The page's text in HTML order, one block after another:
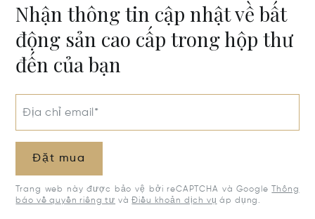
Nhận thông tin cập nhật về bất
động sản cao cấp trong hộp thư
đến của bạn
Địa chỉ email*
Đặt mua
Trang web này được bảo vệ bởi reCAPTCHA và Google
Thông
báo về quyền riêng tư vàĐiều khoản dịch vụ áp dụng.